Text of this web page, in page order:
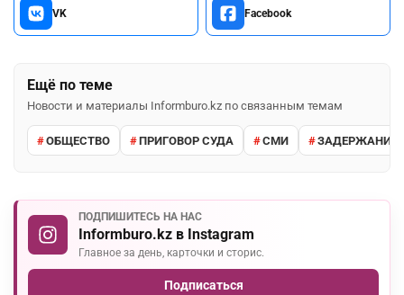
VK Facebook
Ещё по теме
Новости и материалы Informburo.kz по связанным темам
ОБЩЕСТВО ПРИГОВОР СУДА СМИ ЗАДЕРЖАНИЕ
ПОДПИШИТЕСЬ НА НАС
Informburo.kz в Instagram
Главное за день, карточки и сторис.
Подписаться